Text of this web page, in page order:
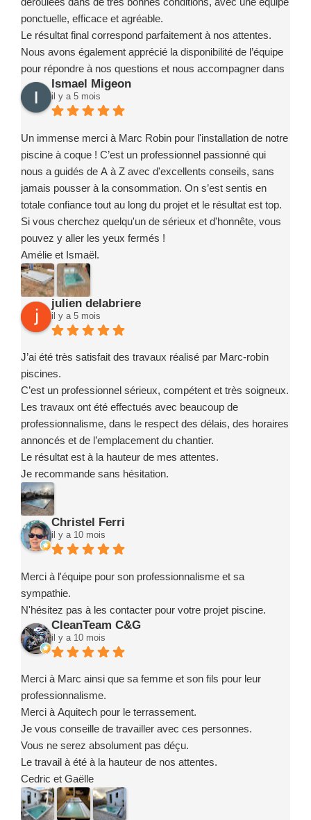
ponctuelle, efficace et agréable.
Le résultat final correspond parfaitement à nos attentes.
Nous avons également apprécié la disponibilité de l’équipe
pour répondre à nos questions et nous accompagner dans
la prise en main de notre installation.
Nous recommandons sans hésitation l’entreprise Marc
Robin Piscines à toute personne souhaitant réaliser un
projet de piscine en toute confiance. Merci encore à toute
l’équipe pour votre sérieux, votre implication et la qualité de
votre travail.
Ismael Migeon
il y a 5 mois
Un immense merci à Marc Robin pour l'installation de notre
piscine à coque ! C’est un professionnel passionné qui
nous a guidés de A à Z avec d'excellents conseils, sans
jamais pousser à la consommation. On s’est sentis en
totale confiance tout au long du projet et le résultat est top.
Si vous cherchez quelqu'un de sérieux et d'honnête, vous
pouvez y aller les yeux fermés !
Amélie et Ismaël.
julien delabriere
il y a 5 mois
J’ai été très satisfait des travaux réalisé par Marc-robin
piscines.
C’est un professionnel sérieux, compétent et très soigneux.
Les travaux ont été effectués avec beaucoup de
professionnalisme, dans le respect des délais, des horaires
annoncés et de l’emplacement du chantier.
Le résultat est à la hauteur de mes attentes.
Je recommande sans hésitation.
Christel Ferri
il y a 10 mois
Merci à l'équipe pour son professionnalisme et sa
sympathie.
N'hésitez pas à les contacter pour votre projet piscine.
CleanTeam C&G
il y a 10 mois
Merci à Marc ainsi que sa femme et son fils pour leur
professionnalisme.
Merci à Aquitech pour le terrassement.
Je vous conseille de travailler avec ces personnes.
Vous ne serez absolument pas déçu.
Le travail à été à la hauteur de nos attentes.
Cedric et Gaëlle